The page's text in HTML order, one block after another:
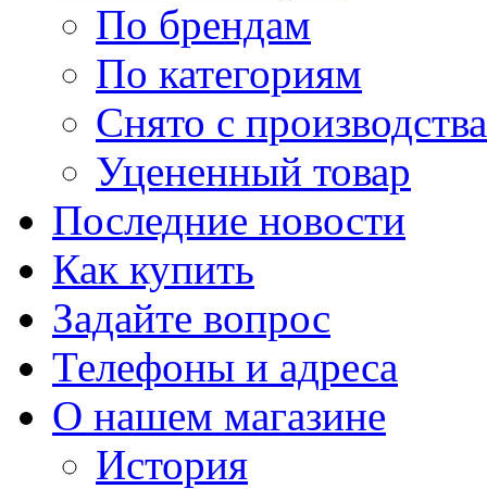
По брендам
По категориям
Снято с производства
Уцененный товар
Последние новости
Как купить
Задайте вопрос
Телефоны и адреса
О нашем магазине
История